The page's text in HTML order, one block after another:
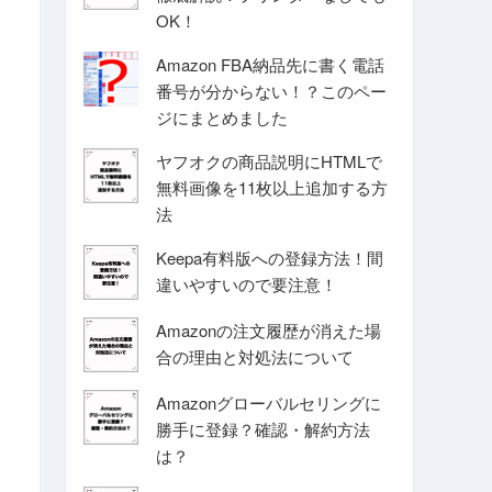
OK！
Amazon FBA納品先に書く電話
番号が分からない！？このペー
ジにまとめました
ヤフオクの商品説明にHTMLで
無料画像を11枚以上追加する方
法
Keepa有料版への登録方法！間
違いやすいので要注意！
Amazonの注文履歴が消えた場
合の理由と対処法について
Amazonグローバルセリングに
勝手に登録？確認・解約方法
は？